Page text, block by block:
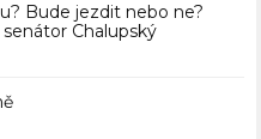
Bude jezdit nebo ne?
Chalupský